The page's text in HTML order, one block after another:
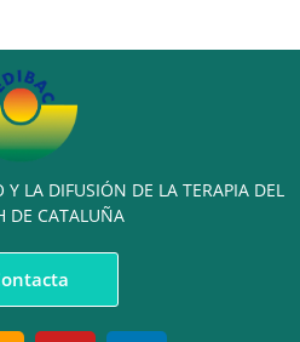
Y LA DIFUSIÓN DE LA TERAPIA DEL
DE CATALUÑA